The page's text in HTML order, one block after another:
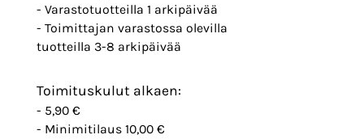
- Varastotuotteilla 1 arkipäivää
- Toimittajan varastossa olevilla
tuotteilla 3-8 arkipäivää
Toimituskulut alkaen:
- 5,90 €
- Minimitilaus 10,00 €